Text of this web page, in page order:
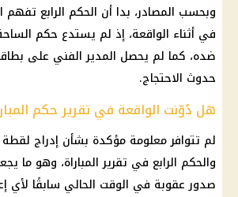
وبحسب المصادر، بدا أن الحكم الرابع
في أثناء الواقعة، إذ لم يستدع حكم
ضده، كما لم يحصل المدير الفني على
حدوث الاحتجاج.
هل دُوّنت الواقعة في تقرير حكم
لم تتوافر معلومة مؤكدة بشأن إدراج
والحكم الرابع في تقرير المباراة، وهو ما
صدور عقوبة في الوقت الحالي سابقًا لأي